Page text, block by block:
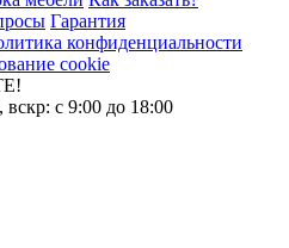
Гарантия
конфиденциальности
cookie
с 9:00 до 18:00